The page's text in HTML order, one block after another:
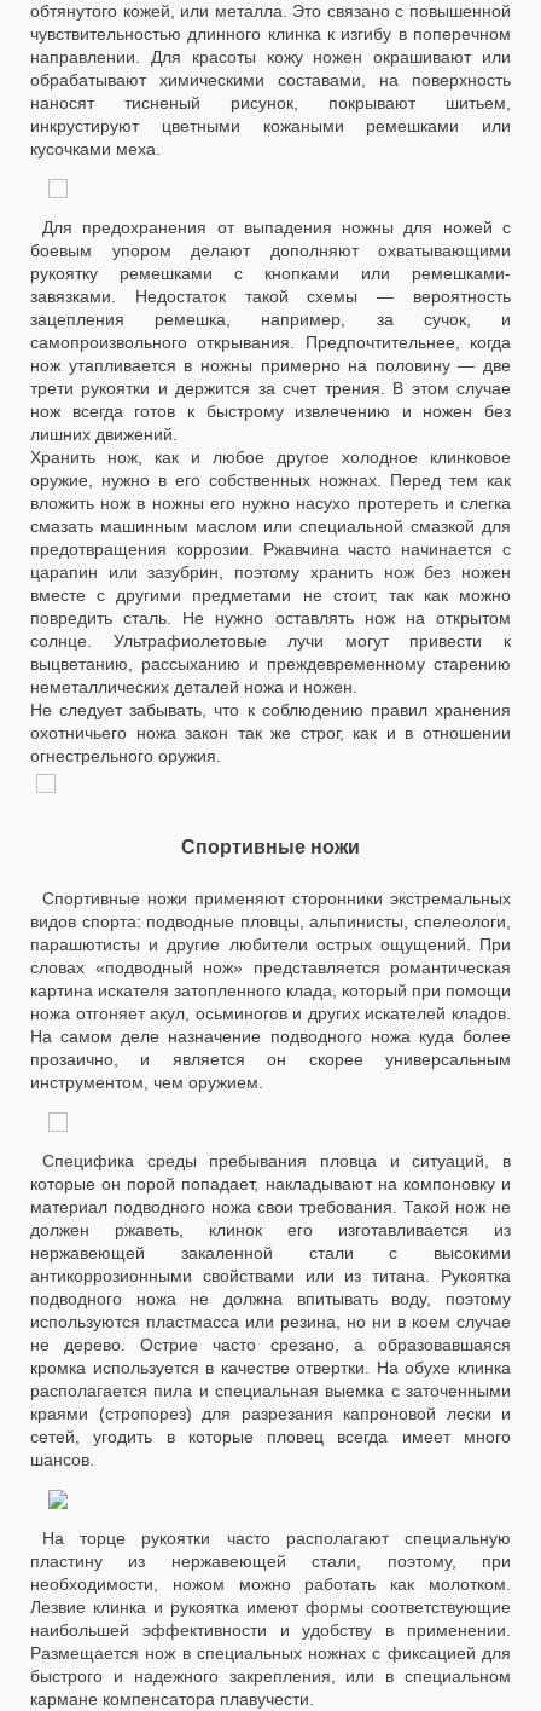
обтянутого кожей, или металла. Это связано с повышенной
чувствительностью длинного клинка к изгибу в поперечном
направлении. Для красоты кожу ножен окрашивают или
обрабатывают химическими составами, на поверхность
наносят тисненый рисунок, покрывают шитьем,
инкрустируют цветными кожаными ремешками или
кусочками меха.
Для предохранения от выпадения ножны для ножей с
боевым упором делают дополняют охватывающими
рукоятку ремешками с кнопками или ремешками-
завязками. Недостаток такой схемы — вероятность
зацепления ремешка, например, за сучок, и
самопроизвольного открывания. Предпочтительнее, когда
нож утапливается в ножны примерно на половину — две
трети рукоятки и держится за счет трения. В этом случае
нож всегда готов к быстрому извлечению и ножен без
лишних движений.
Хранить нож, как и любое другое холодное клинковое
оружие, нужно в его собственных ножнах. Перед тем как
вложить нож в ножны его нужно насухо протереть и слегка
смазать машинным маслом или специальной смазкой для
предотвращения коррозии. Ржавчина часто начинается с
царапин или зазубрин, поэтому хранить нож без ножен
вместе с другими предметами не стоит, так как можно
повредить сталь. Не нужно оставлять нож на открытом
солнце. Ультрафиолетовые лучи могут привести к
выцветанию, рассыханию и преждевременному старению
неметаллических деталей ножа и ножен.
Не следует забывать, что к соблюдению правил хранения
охотничьего ножа закон так же строг, как и в отношении
огнестрельного оружия.
Спортивные ножи
Спортивные ножи применяют сторонники экстремальных
видов спорта: подводные пловцы, альпинисты, спелеологи,
парашютисты и другие любители острых ощущений. При
словах «подводный нож» представляется романтическая
картина искателя затопленного клада, который при помощи
ножа отгоняет акул, осьминогов и других искателей кладов.
На самом деле назначение подводного ножа куда более
прозаично, и является он скорее универсальным
инструментом, чем оружием.
Специфика среды пребывания пловца и ситуаций, в
которые он порой попадает, накладывают на компоновку и
материал подводного ножа свои требования. Такой нож не
должен ржаветь, клинок его изготавливается из
нержавеющей закаленной стали с высокими
антикоррозионными свойствами или из титана. Рукоятка
подводного ножа не должна впитывать воду, поэтому
используются пластмасса или резина, но ни в коем случае
не дерево. Острие часто срезано, а образовавшаяся
кромка используется в качестве отвертки. На обухе клинка
располагается пила и специальная выемка с заточенными
краями (стропорез) для разрезания капроновой лески и
сетей, угодить в которые пловец всегда имеет много
шансов.
На торце рукоятки часто располагают специальную
пластину из нержавеющей стали, поэтому, при
необходимости, ножом можно работать как молотком.
Лезвие клинка и рукоятка имеют формы соответствующие
наибольшей эффективности и удобству в применении.
Размещается нож в специальных ножнах с фиксацией для
быстрого и надежного закрепления, или в специальном
кармане компенсатора плавучести.